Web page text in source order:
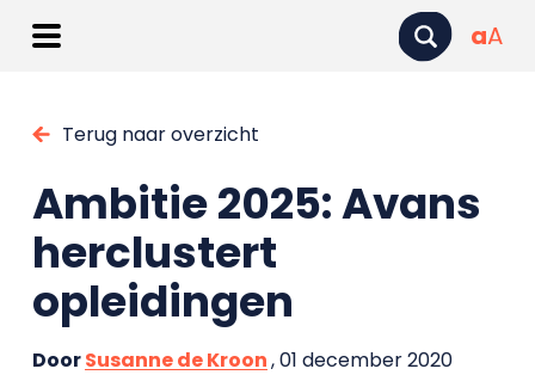
aA
Terug naar overzicht
Ambitie 2025: Avans
herclustert
opleidingen
DoorSusanne de Kroon, 01 december 2020